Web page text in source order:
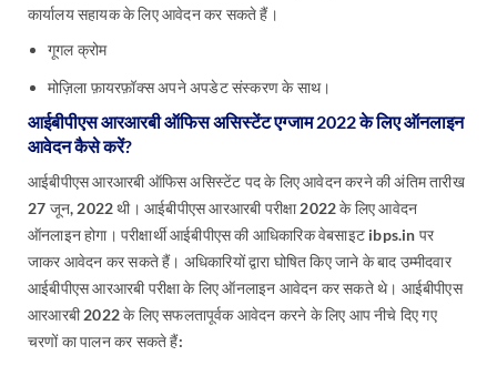
कार्यालय सहायक के लिए आवेदन कर सकते हैं।
गूगल क्रोम
मोज़िला फ़ायरफ़ॉक्स अपने अपडेट संस्करण के साथ।
आईबीपीएस आरआरबी ऑफिस असिस्टेंट एग्जाम 2022 के लिए ऑनलाइन
आवेदन कैसे करें?
आईबीपीएस आरआरबी ऑफिस असिस्टेंट पद के लिए आवेदन करने की अंतिम तारीख
27 जून, 2022 थी। आईबीपीएस आरआरबी परीक्षा 2022 के लिए आवेदन
ऑनलाइन होगा। परीक्षार्थी आईबीपीएस की आधिकारिक वेबसाइट ibps.in पर
जाकर आवेदन कर सकते हैं। अधिकारियों द्वारा घोषित किए जाने के बाद उम्मीदवार
आईबीपीएस आरआरबी परीक्षा के लिए ऑनलाइन आवेदन कर सकते थे। आईबीपीएस
आरआरबी 2022 के लिए सफलतापूर्वक आवेदन करने के लिए आप नीचे दिए गए
चरणों का पालन कर सकते हैं: